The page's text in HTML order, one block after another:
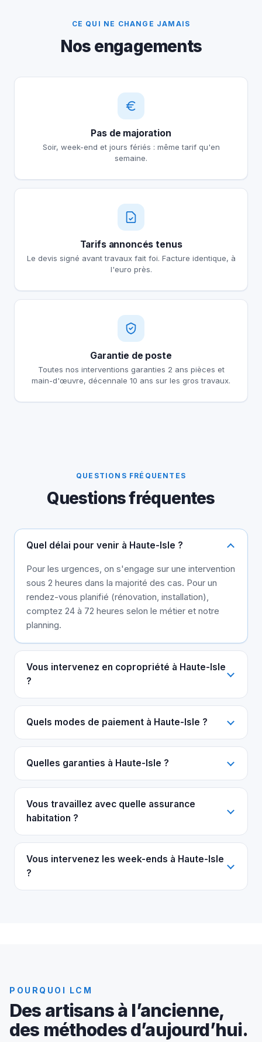
CE QUI NE CHANGE JAMAIS
Nos engagements
Pas de majoration
Soir, week-end et jours fériés : même tarif qu'en
semaine.
Tarifs annoncés tenus
Le devis signé avant travaux fait foi. Facture identique, à
l'euro près.
Garantie de poste
Toutes nos interventions garanties 2 ans pièces et
main-d'œuvre, décennale 10 ans sur les gros travaux.
QUESTIONS FRÉQUENTES
Questions fréquentes
Quel délai pour venir à Haute-Isle ?
Pour les urgences, on s'engage sur une intervention
sous 2 heures dans la majorité des cas. Pour un
rendez-vous planifié (rénovation, installation),
comptez 24 à 72 heures selon le métier et notre
planning.
Vous intervenez en copropriété à Haute-Isle
?
Quels modes de paiement à Haute-Isle ?
Quelles garanties à Haute-Isle ?
Vous travaillez avec quelle assurance
habitation ?
Vous intervenez les week-ends à Haute-Isle
?
POURQUOI LCM
Des artisans à l’ancienne,
des méthodes d’aujourd’hui.